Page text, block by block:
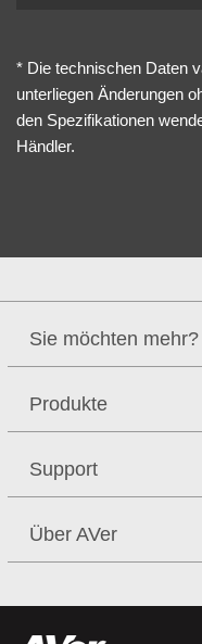
* Die technischen Daten
unterliegen Änderungen
den Spezifikationen
Händler.
Sie möchten mehr?
Produkte
Support
Über AVer